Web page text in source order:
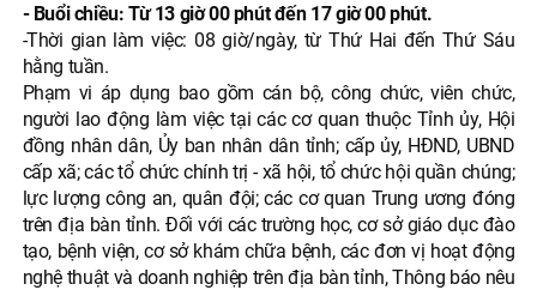
- Buổi chiều: Từ 13 giờ 00 phút đến 17 giờ 00 phút.
-Thời gian làm việc: 08 giờ/ngày, từ Thứ Hai đến Thứ Sáu
hằng tuần.
Phạm vi áp dụng bao gồm cán bộ, công chức, viên chức,
người lao động làm việc tại các cơ quan thuộc Tỉnh ủy, Hội
đồng nhân dân, Ủy ban nhân dân tỉnh; cấp ủy, HĐND, UBND
cấp xã; các tổ chức chính trị - xã hội, tổ chức hội quần chúng;
lực lượng công an, quân đội; các cơ quan Trung ương đóng
trên địa bàn tỉnh. Đối với các trường học, cơ sở giáo dục đào
tạo, bệnh viện, cơ sở khám chữa bệnh, các đơn vị hoạt động
nghệ thuật và doanh nghiệp trên địa bàn tỉnh, Thông báo nêu